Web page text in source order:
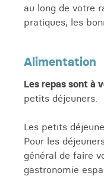
au long de votre
pratiques, les
Alimentation
Les repas sont à
petits déjeuners.
Les petits
Pour les
général de faire
gastronomie